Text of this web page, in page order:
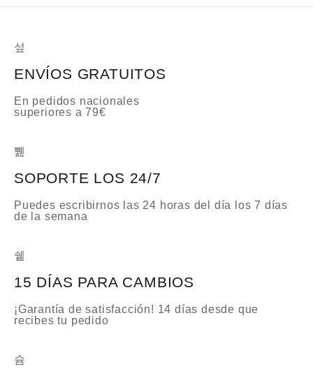
ENVÍOS GRATUITOS
En pedidos nacionales
superiores a 79€
SOPORTE LOS 24/7
Puedes escribirnos las 24 horas del día los 7 días
de la semana
15 DÍAS PARA CAMBIOS
¡Garantía de satisfacción! 14 días desde que
recibes tu pedido